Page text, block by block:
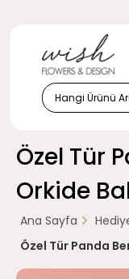
Özel Tür
Orkide
Ana Sayfa
Özel Tür Panda